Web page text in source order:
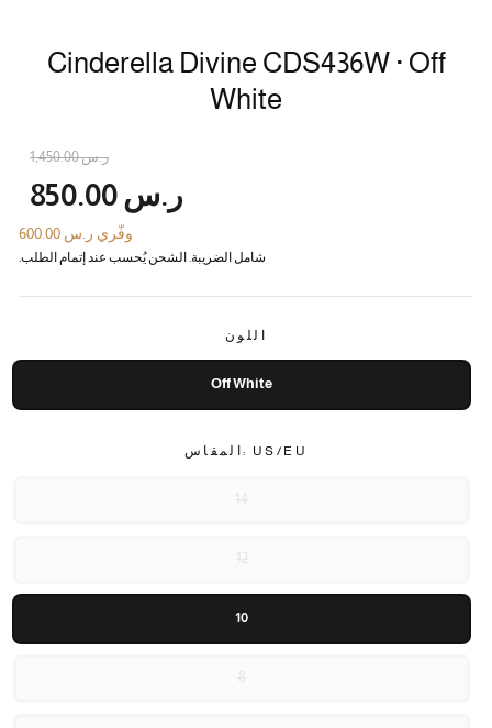
Cinderella Divine CDS436W · Off
White
ر.س 1,450.00
ر.س 850.00
وفّري ر.س 600.00
شامل الضريبة. الشحن يُحسب عند إتمام الطلب.
اللون
Off White
US/EU :المقاس
14
12
10
8